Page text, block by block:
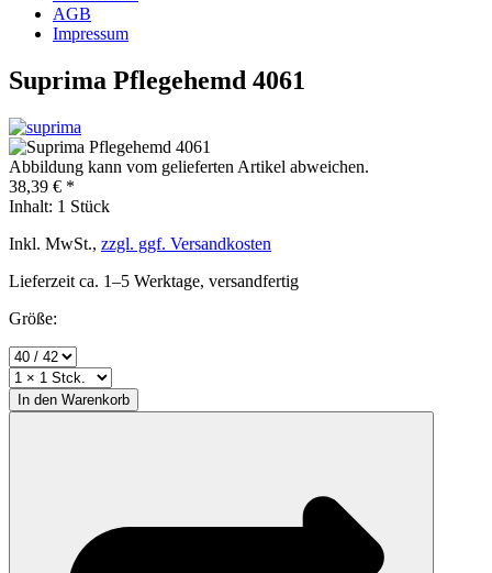
AGB
Impressum
Suprima Pflegehemd 4061
Abbildung kann vom gelieferten Artikel abweichen.
38,39 € *
Inhalt: 1 Stück
Inkl. MwSt., zzgl. ggf. Versandkosten
Lieferzeit ca. 1–5 Werktage, versandfertig
Größe:
In den Warenkorb